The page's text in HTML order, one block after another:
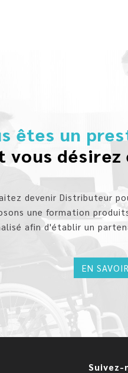
êtes un
vous désirez
devenir Distributeur
une formation
afin d'établir un
EN
Suivez-